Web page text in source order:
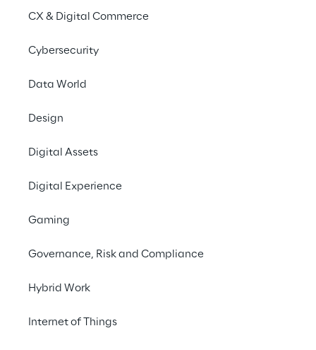
CX & Digital Commerce
Cybersecurity
Data World
Design
Digital Assets
Digital Experience
Gaming
Governance, Risk and Compliance
Hybrid Work
Internet of Things
Storybent, eine Boutique-Agentur für
maßgeschneiderter Inhalte durch den
Storm Reply und Amazon Bedrock.
#Generative AI
#Amazon Bedrock